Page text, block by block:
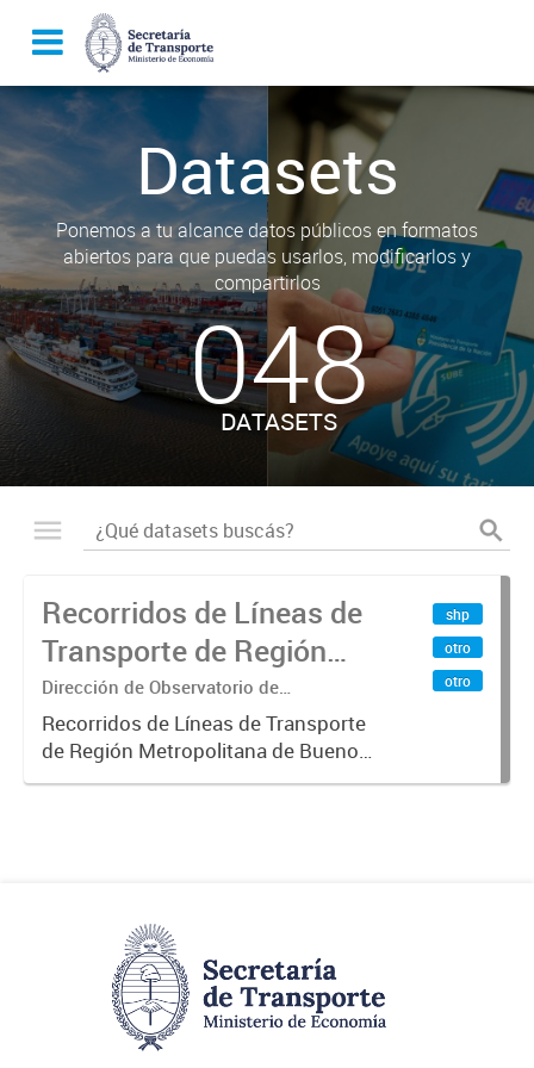
Datasets
Ponemos a tu alcance datos públicos en formatos
abiertos para que puedas usarlos, modificarlos y
compartirlos
048
DATASETS
Recorridos de Líneas de
Transporte de Región
Metropolitana de
Buenos Aires (RMBA)
Dirección de Observatorio de
Transporte, Estudio y Sistemas
Recorridos de Líneas de Transporte
de Región Metropolitana de Buenos
Aires (RMBA).-
shp
otro
otro